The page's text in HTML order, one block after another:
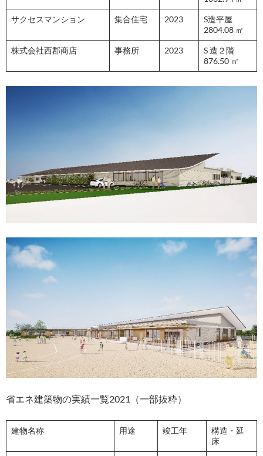
サクセスマンション 集合住宅 2023
S造平屋
2804.08 ㎡
株式会社西郡商店 事務所 2023
S 造２階
876.50 ㎡
省エネ建築物の実績一覧2021（一部抜粋）
建物名称 用途 竣工年
構造・延
床